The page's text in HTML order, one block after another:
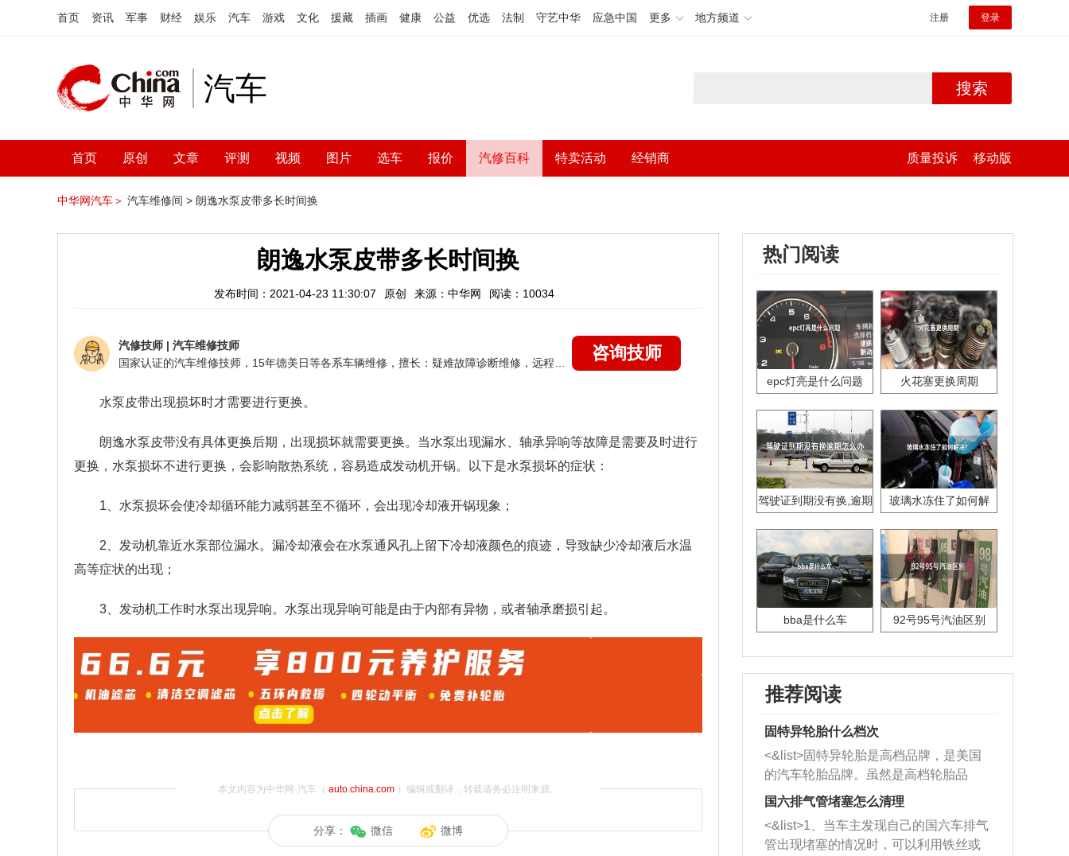
首页 资讯 军事 财经 娱乐 汽车 游戏 文化 援藏 插画 健康 公益 优选 法制 守艺中华 应急中国 更多 地方频道 注册 登录
汽车 搜索
首页 原创 文章 评测 视频 图片 选车 报价 汽修百科 特卖活动 经销商 质量投诉 移动版
中华网汽车＞ 汽车维修间 > 朗逸水泵皮带多长时间换
朗逸水泵皮带多长时间换
发布时间：2021-04-23 11:30:07 原创 来源：中华网 阅读：10034
汽修技师 | 汽车维修技师
咨询技师
水泵皮带出现损坏时才需要进行更换。
朗逸水泵皮带没有具体更换后期，出现损坏就需要更换。当水泵出现漏水、轴承异响等故障是需要及时进行
更换，水泵损坏不进行更换，会影响散热系统，容易造成发动机开锅。以下是水泵损坏的症状：
1、水泵损坏会使冷却循环能力减弱甚至不循环，会出现冷却液开锅现象；
2、发动机靠近水泵部位漏水。漏冷却液会在水泵通风孔上留下冷却液颜色的痕迹，导致缺少冷却液后水温
高等症状的出现；
3、发动机工作时水泵出现异响。水泵出现异响可能是由于内部有异物，或者轴承磨损引起。
本文内容为中华网·汽车（ auto.china.com）编辑或翻译，转载请务必注明来源。
分享： 微信 微博
热门阅读
epc灯亮是什么问题 火花塞更换周期
驾驶证到期没有换,逾期
玻璃水冻住了如何解
bba是什么车 92号95号汽油区别
推荐阅读
固特异轮胎什么档次
<&list>固特异轮胎是高档品牌，是美国
的汽车轮胎品牌。虽然是高档轮胎品
牌，但是中高低端的轮胎都有生产，这
也是为了更好的开拓市场。
国六排气管堵塞怎么清理
<&list>1、当车主发现自己的国六车排气
管出现堵塞的情况时，可以利用铁丝或